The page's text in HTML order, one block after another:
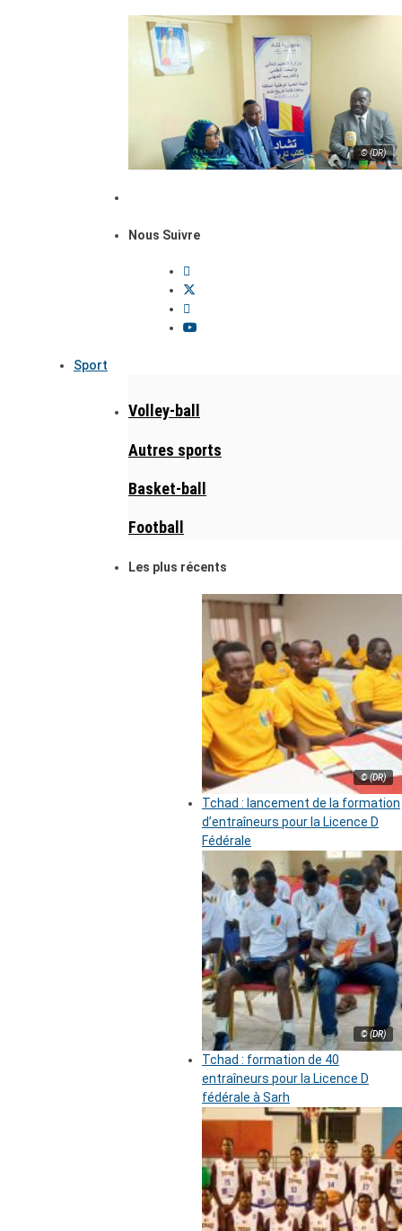
© (DR)
Nous Suivre
Sport
Volley-ball
Autres sports
Basket-ball
Football
Les plus récents
© (DR)
Tchad : lancement de la formation
d’entraîneurs pour la Licence D
Fédérale
© (DR)
Tchad : formation de 40
entraîneurs pour la Licence D
fédérale à Sarh